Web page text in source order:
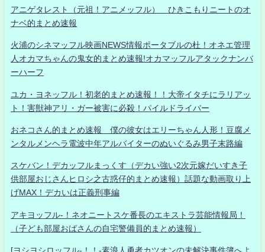
アニゲタレスト（元祖！アニメッフル） ひきこもりニートのオ
ナベ的まとめ速報
火浦のシネマッフル映画NEWS情報ポータブルの杜！オネエ管理
人オカマちゃんの鬼女的まとめ速報!オカマッフルアタックナンバ
ーハーフ
ユカ・ヨネッフル！初老的まとめ速報！！大帝イタチにラリアッ
ト！害獣神アリ・ガー被害に必殺！パイルドライバー
おネコさん的まとめ速報 僕の彼女はエリーちゃん人形！豆腐メ
ンタルメンヘラ電波中年アルバイターのぬいぐるみ男子末路編
スケバン！デカッフルまっくす（デカい強い2次元嫁だいすき子
供部屋おじさんヒロシ之古惑仔的まとめ速報）話題な動画取り上
げMAX！デカいは正義刑事編
アキヨッフル-！ネオニートスケ番長のエキストラ芸能情報局！
（子ども部屋おばさんの自宅警備員的まとめ速報）
[ヨシヨシロッフル-！！-素浪人勇者カツオンの未解決事件簿へよ